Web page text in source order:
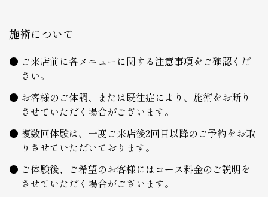
施術について
ご来店前に各メニューに関する注意事項をご確認くだ
さい。
お客様のご体調、または既往症により、施術をお断り
させていただく場合がございます。
複数回体験は、一度ご来店後2回目以降のご予約をお取
りさせていただいております。
ご体験後、ご希望のお客様にはコース料金のご説明を
させていただく場合がございます。